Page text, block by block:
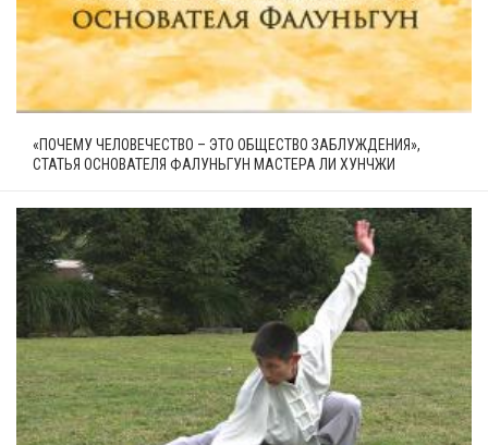
«ПОЧЕМУ ЧЕЛОВЕЧЕСТВО – ЭТО ОБЩЕСТВО ЗАБЛУЖДЕНИЯ»,
СТАТЬЯ ОСНОВАТЕЛЯ ФАЛУНЬГУН МАСТЕРА ЛИ ХУНЧЖИ